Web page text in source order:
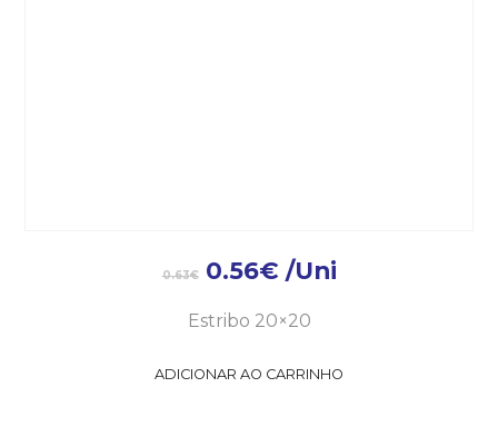
0.63€ 0.56€ /Uni
Estribo 20×20
ADICIONAR AO CARRINHO